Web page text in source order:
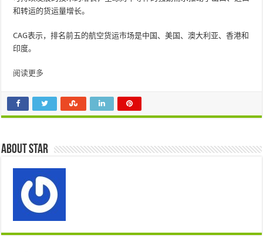
和转运的货运量增长。
CAG表示，排名前五的航空货运市场是中国、美国、澳大利亚、香港和
印度。
阅读更多
About star